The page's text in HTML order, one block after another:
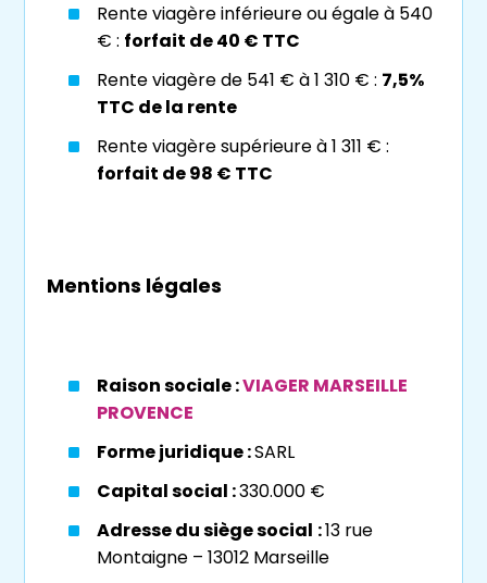
Lavaleur foncièrede votre bien
Lemontant du bouquet
Le statut libre ou occupé de votre
viager
dubarème Daubrycommunément partagé,
Le viager à Marseille, un
marché bien plus ouvert
qu’en apparence
La ville deMarseilleest une des plus belles
cités d’Europe, élueCapitale européenne de
Rente viagère inférieure ou égale à 540
€ : forfait de 40 € TTC
Rente viagère de 541 € à 1 310 € : 7,5%
TTC de la rente
Rente viagère supérieure à 1 311 € :
forfait de 98 € TTC
Mentions légales
Raison sociale :VIAGER MARSEILLE
PROVENCE
Forme juridique :SARL
Capital social :330.000 €
Adresse du siège social :13 rue
Montaigne – 13012 Marseille